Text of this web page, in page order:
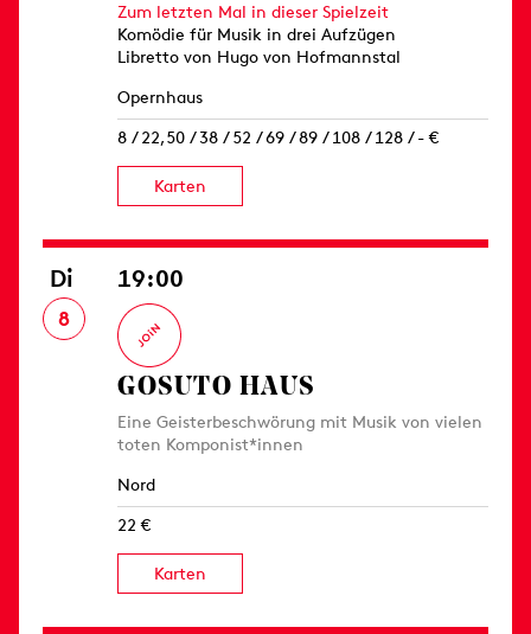
Zum letzten Mal in dieser Spielzeit
Komödie für Musik in drei Aufzügen
Libretto von Hugo von Hofmannstal
Opernhaus
8 / 22,50 / 38 / 52 / 69 / 89 / 108 / 128 / - €
Karten
Di
8
19:00
GOSUTO HAUS
Eine Geisterbeschwörung mit Musik von vielen
toten Komponist*innen
Nord
22 €
Karten